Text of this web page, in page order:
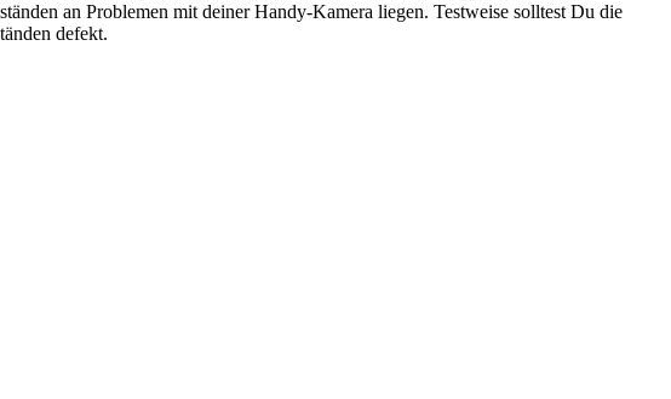
an Problemen mit deiner Handy-Kamera liegen. Testweise solltest Du die
defekt.